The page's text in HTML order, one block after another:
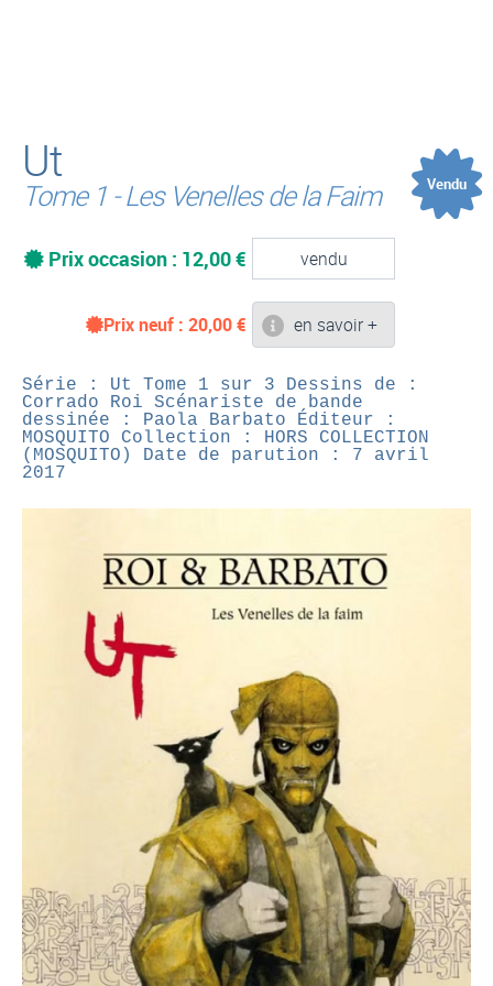
Ut
Tome 1 - Les Venelles de la Faim Vendu
Prix occasion : 12,00 € vendu
Prix neuf : 20,00€ en savoir +
Série : Ut Tome 1 sur 3 Dessins de :
Corrado Roi Scénariste de bande
dessinée : Paola Barbato Éditeur :
MOSQUITO Collection : HORS COLLECTION
(MOSQUITO)
Date de parution : 7 avril
2017